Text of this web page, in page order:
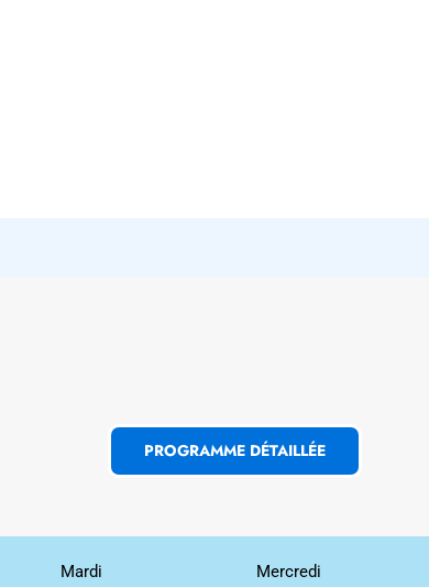
PROGRAMME DÉTAILLÉE
Mardi Mercredi